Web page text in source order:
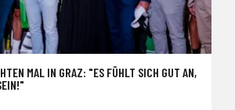
MAL IN GRAZ: "ES FÜHLT SICH GUT AN,